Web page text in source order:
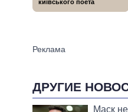
ДРУГИЕ
Маск